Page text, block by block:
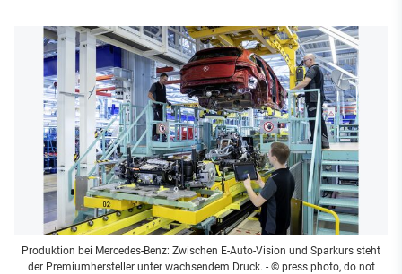
Produktion bei Mercedes-Benz: Zwischen E-Auto-Vision und Sparkurs steht
der Premiumhersteller unter wachsendem Druck. - © press photo, do not